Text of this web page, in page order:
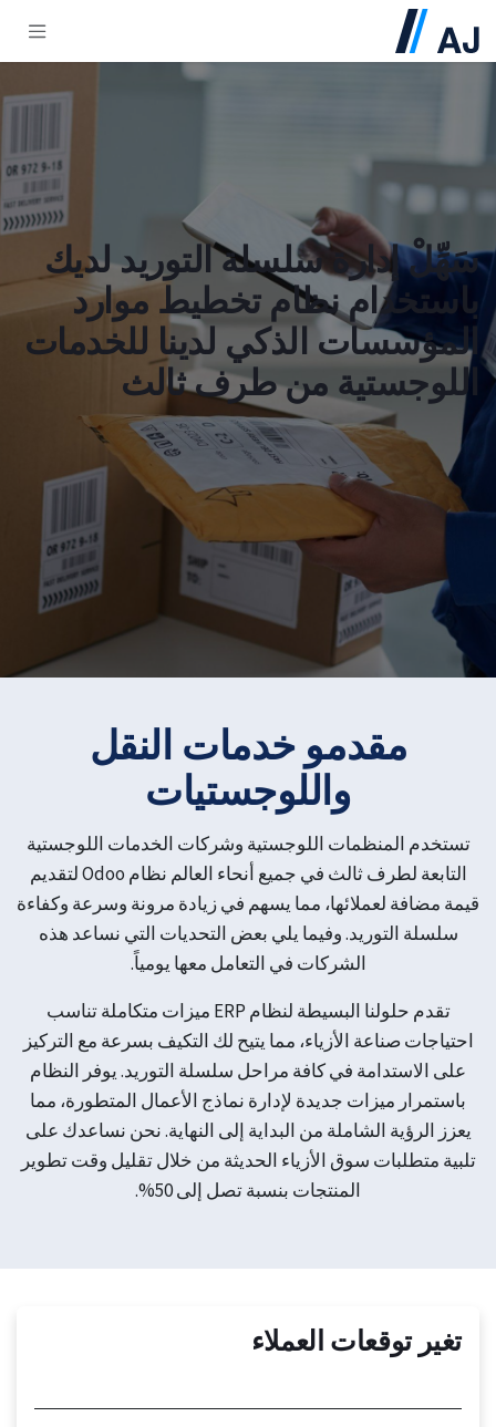
تخطي للذهاب إلى المحتوى
سَهِّلْ إدارة سلسلة التوريد لديك
باستخدام نظام تخطيط موارد
المؤسسات الذكي لدينا للخدمات
اللوجستية من طرف ثالث
مقدمو خدمات النقل
واللوجستيات
تستخدم المنظمات اللوجستية وشركات الخدمات اللوجستية
التابعة لطرف ثالث في جميع أنحاء العالم نظام Odoo لتقديم
قيمة مضافة لعملائها، مما يسهم في زيادة مرونة وسرعة وكفاءة
سلسلة التوريد. وفيما يلي بعض التحديات التي نساعد هذه
الشركات في التعامل معها يومياً.
تقدم حلولنا البسيطة لنظام ERP ميزات متكاملة تناسب
احتياجات صناعة الأزياء، مما يتيح لك التكيف بسرعة مع التركيز
على الاستدامة في كافة مراحل سلسلة التوريد. يوفر النظام
باستمرار ميزات جديدة لإدارة نماذج الأعمال المتطورة، مما
يعزز الرؤية الشاملة من البداية إلى النهاية. نحن نساعدك على
تلبية متطلبات سوق الأزياء الحديثة من خلال تقليل وقت تطوير
المنتجات بنسبة تصل إلى 50%.
تغير توقعات العملاء